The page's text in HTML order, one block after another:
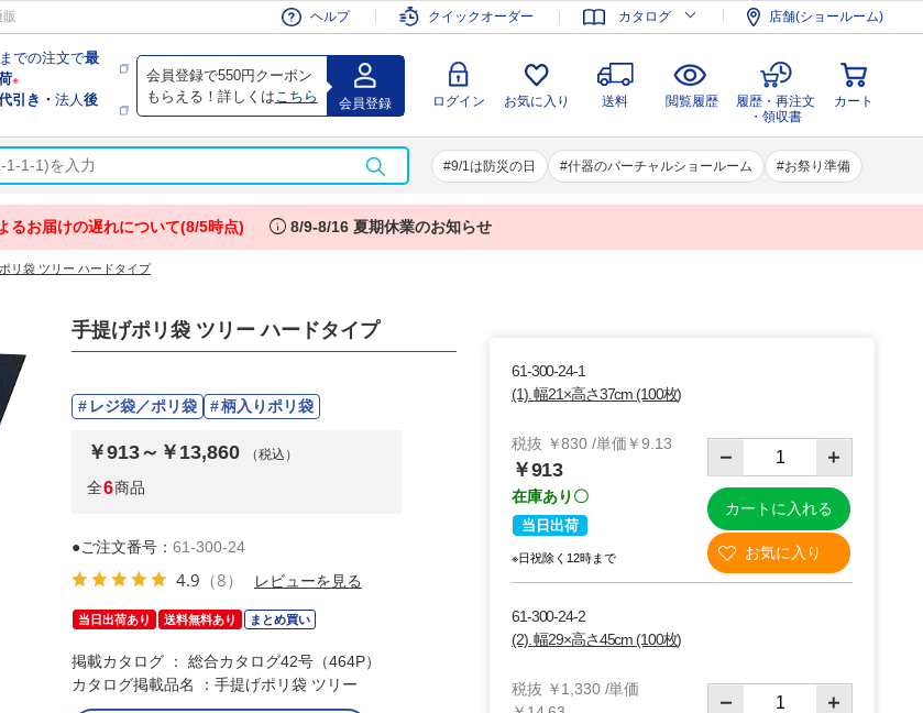
ヘルプ クイックオーダー カタログ 店舗(ショールーム)
での注文で最
※
引き・法人後
会員登録で550円クーポン
もらえる！詳しくは こちら 会員登録 ログイン お気に入り 送料 閲覧履歴
履歴・再注文
・領収書
カート
9/1は防災の日 什器のバーチャルショールーム お祭り準備
会員登録 ログイン お気に入り 送料 閲覧履歴
履歴・再注文
・領収書
カート
るお届けの遅れについて(8/5時点) info 8/9-8/16 夏期休業のお知らせ
リ袋 ツリー ハードタイプ
手提げポリ袋 ツリー ハードタイプ
レジ袋／ポリ袋 柄入りポリ袋
￥913～￥13,860 （税込）
全6商品
●ご注文番号： 61-300-24
4.9 （8） レビューを見る
当日出荷あり 送料無料あり まとめ買い
掲載カタログ ： 総合カタログ42号（464P）
カタログ掲載品名 ：手提げポリ袋 ツリー
61-300-24-1
(1). 幅21×高さ37cm (100枚)
税抜 ￥830 /単価￥9.13
￥913
在庫あり〇
当日出荷
※日祝除く12時まで
カートに入れる
61-300-24-2
(2). 幅29×高さ45cm (100枚)
税抜 ￥1,330 /単価